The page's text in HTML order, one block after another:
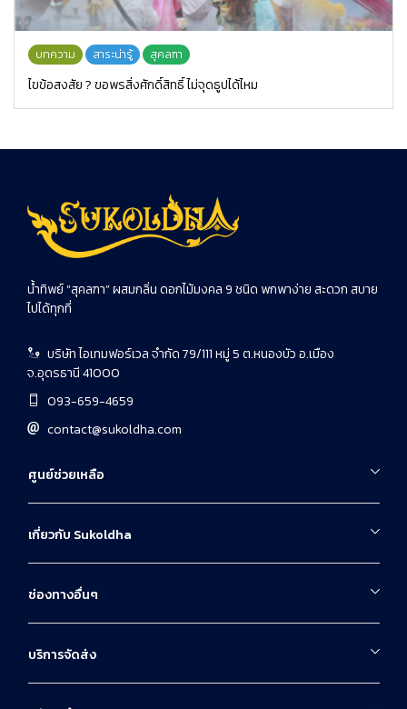
บทความ สาระน่ารู้ สุคลฑา
ไขข้อสงสัย ? ขอพรสิ่งศักดิ์สิทธิ์ ไม่จุดธูปได้ไหม
น้ำทิพย์ “สุคลฑา” ผสมกลิ่น ดอกไม้มงคล 9 ชนิด พกพาง่าย สะดวก สบาย
ไปได้ทุกที่
บริษัท ไอเทมฟอร์เวล จำกัด 79/111 หมู่ 5 ต.หนองบัว อ.เมือง
จ.อุดรธานี 41000
093-659-4659
contact@sukoldha.com
ศูนย์ช่วยเหลือ
เกี่ยวกับ Sukoldha
ช่องทางอื่นๆ
บริการจัดส่ง